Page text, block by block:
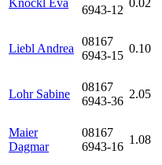
Knöckl Eva
6943-12
0.02
Liebl Andrea
08167
6943-15
0.10
Lohr Sabine
08167
6943-36
2.05
Maier
Dagmar
08167
6943-16
1.08